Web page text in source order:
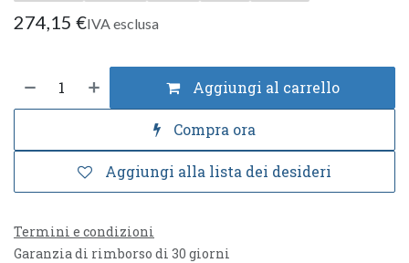
274,15 €IVA esclusa
Aggiungi al carrello
Compra ora
Aggiungi alla lista dei desideri
Termini e condizioni
Garanzia di rimborso di 30 giorni